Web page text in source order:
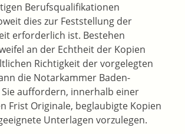
Berufsqualifikationen
dies zur Feststellung der
erforderlich ist. Bestehen
an der Echtheit der Kopien
Richtigkeit der vorgelegten
die Notarkammer Baden-
auffordern, innerhalb einer
Frist Originale, beglaubigte Kopien
Unterlagen vorzulegen.